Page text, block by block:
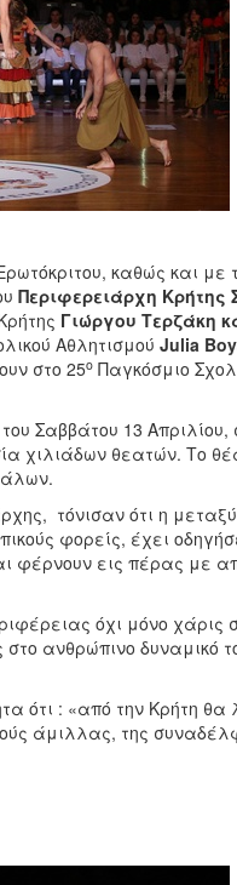
καθώς και με
Περιφερειάρχη Κρήτης
Γιώργου Τερζάκη
Αθλητισμού Julia
στο 25οΠαγκόσμιο
Σαββάτου 13 Απριλίου,
χιλιάδων θεατών. Το
τόνισαν ότι η
φορείς, έχει
εις πέρας με
όχι μόνο χάρις
ανθρώπινο δυναμικό
ότι : «από την Κρήτη
άμιλλας, της